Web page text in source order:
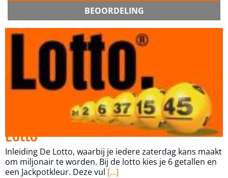
BEOORDELING
Lotto
Inleiding De Lotto, waarbij je iedere zaterdag kans maakt
om miljonair te worden. Bij de lotto kies je 6 getallen en
een Jackpotkleur. Deze vul [...]